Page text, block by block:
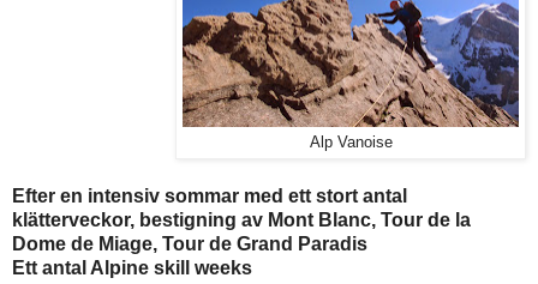
Alp Vanoise
Efter en intensiv sommar med ett stort antal
klätterveckor, bestigning av Mont Blanc, Tour de la
Dome de Miage, Tour de Grand Paradis
Ett antal Alpine skill weeks